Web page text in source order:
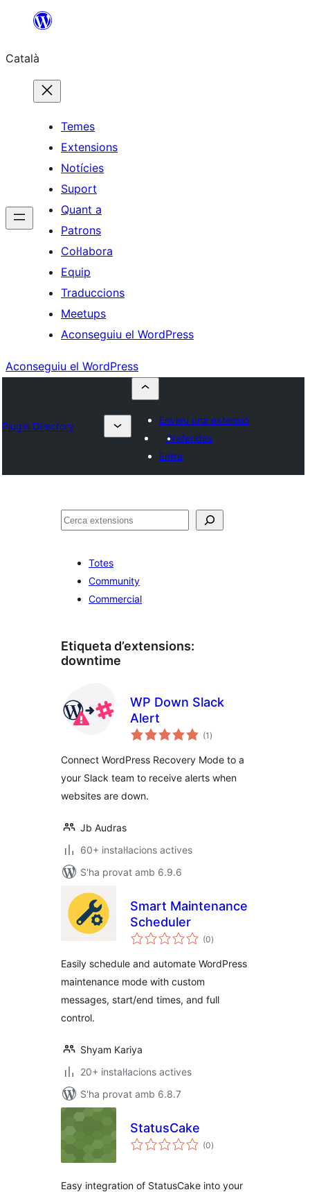
contingut
Català
Temes
Extensions
Notícies
Suport
Quant a
Patrons
Col·labora
Equip
Traduccions
Meetups
Aconseguiu el WordPress
Aconseguiu el WordPress
Plugin Directory
Envieu una extensió
Preferides
Entra
Cerca
Totes
Community
Commercial
Etiqueta d’extensions:
downtime
WP Down Slack
Alert
(1 puntuacions
totals
)
Connect WordPress Recovery Mode to a
your Slack team to receive alerts when
websites are down.
Jb Audras
60+ instal·lacions actives
S'ha provat amb 6.9.6
Smart Maintenance
Scheduler
(0puntuacions
totals
)
Easily schedule and automate WordPress
maintenance mode with custom
messages, start/end times, and full
control.
Shyam Kariya
20+ instal·lacions actives
S'ha provat amb 6.8.7
StatusCake
(0puntuacions
totals
)
Easy integration of StatusCake into your